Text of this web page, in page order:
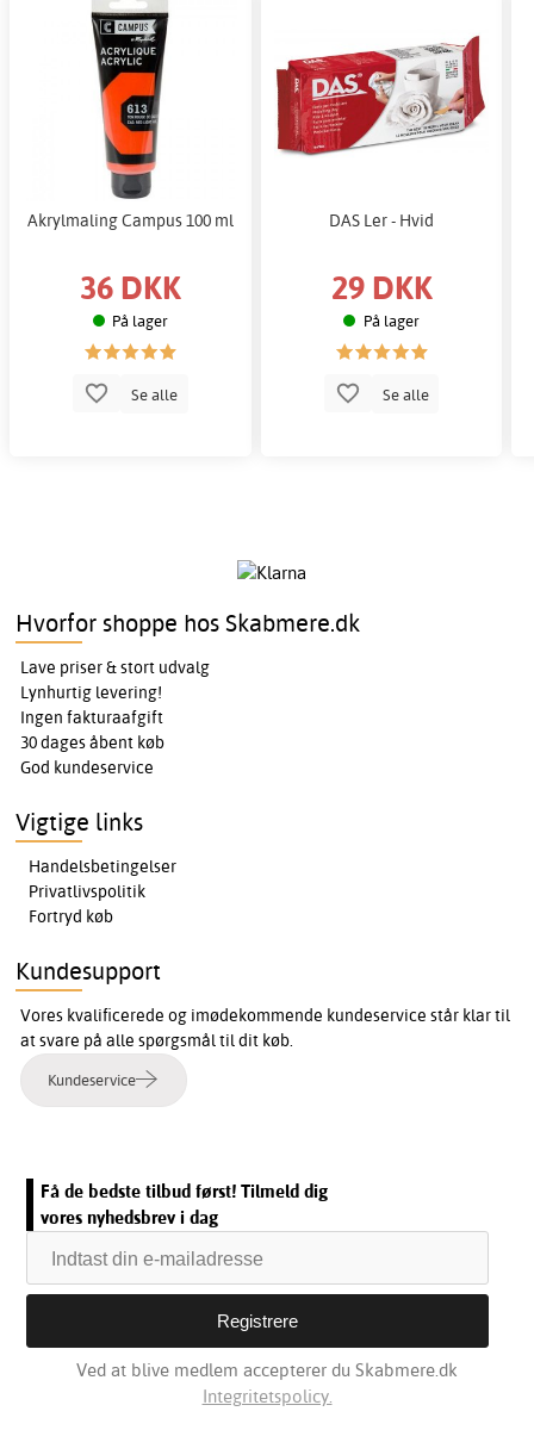
Akrylmaling Campus 100 ml
36 DKK
På lager
Se alle
DAS Ler - Hvid
29 DKK
På lager
Se alle
Hvorfor shoppe hos Skabmere.dk
Lave priser & stort udvalg
Lynhurtig levering!
Ingen fakturaafgift
30 dages åbent køb
God kundeservice
Vigtige links
Handelsbetingelser
Privatlivspolitik
Fortryd køb
Kundesupport
Vores kvalificerede og imødekommende kundeservice står klar til
at svare på alle spørgsmål til dit køb.
Kundeservice
Få de bedste tilbud først! Tilmeld dig
vores nyhedsbrev i dag
Ved at blive medlem accepterer du Skabmere.dk
Integritetspolicy.